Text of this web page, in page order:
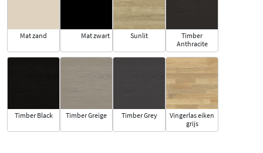
Mat zand Mat zwart Sunlit
Timber
Anthracite
Timber Black Timber Greige Timber Grey
Vingerlas eiken
grijs